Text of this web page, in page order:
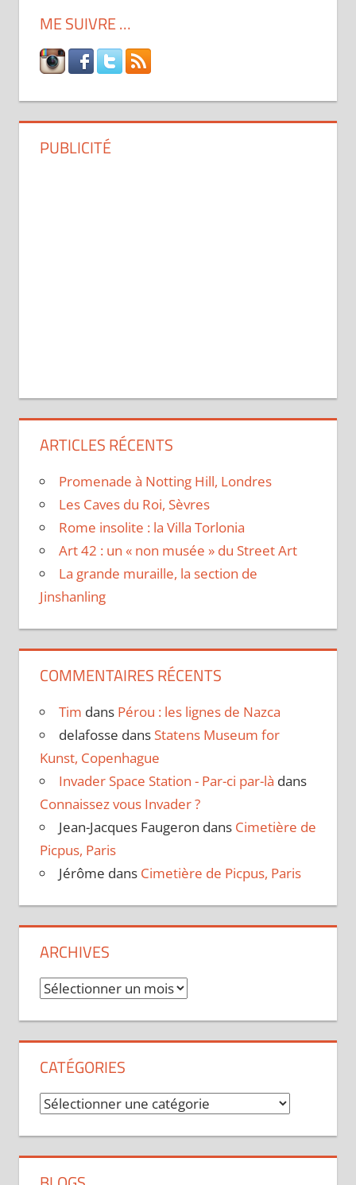
ME SUIVRE …
PUBLICITÉ
ARTICLES RÉCENTS
Promenade à Notting Hill, Londres
Les Caves du Roi, Sèvres
Rome insolite : la Villa Torlonia
Art 42 : un « non musée » du Street Art
La grande muraille, la section de
Jinshanling
COMMENTAIRES RÉCENTS
Tim dans Pérou : les lignes de Nazca
delafosse dans Statens Museum for
Kunst, Copenhague
Invader Space Station - Par-ci par-là dans
Connaissez vous Invader ?
Jean-Jacques Faugeron dans Cimetière de
Picpus, Paris
Jérôme dans Cimetière de Picpus, Paris
ARCHIVES
Archives
CATÉGORIES
Catégories